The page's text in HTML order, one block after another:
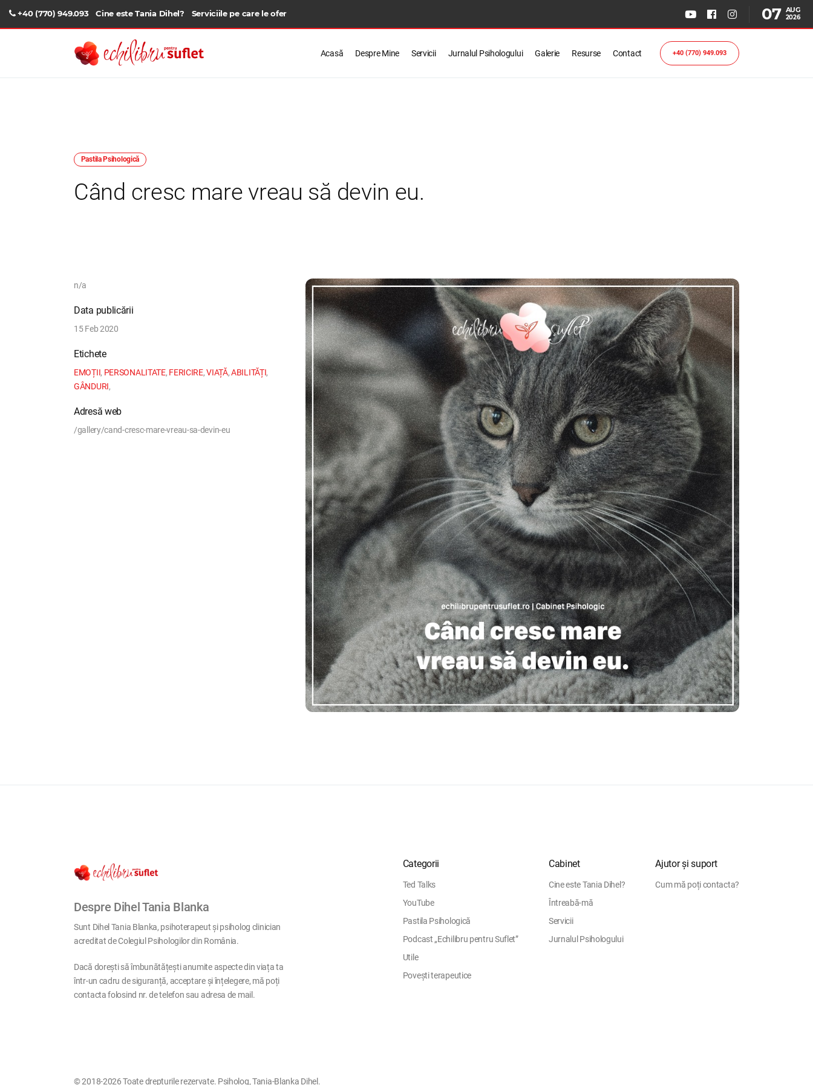
+40 (770) 949.093 Cine este Tania Dihel? Serviciile pe care le ofer 07 AUG
2026
Acasă Despre Mine Servicii Jurnalul Psihologului Galerie Resurse Contact +40 (770) 949.093
Pastila Psihologică
Când cresc mare vreau să devin eu.
n/a
Data publicării
15 Feb 2020
Etichete
EMOȚII, PERSONALITATE, FERICIRE,VIAȚĂ,ABILITĂȚI,
GÂNDURI,
Adresă web
/gallery/cand-cresc-mare-vreau-sa-devin-eu
Despre Dihel Tania Blanka
Sunt Dihel Tania Blanka, psihoterapeut și psiholog clinician
acreditat de Colegiul Psihologilor din România.
Dacă dorești să îmbunătățești anumite aspecte din viața ta
într-un cadru de siguranță, acceptare și înțelegere, mă poți
contacta folosind nr. de telefon sau adresa de mail.
Categorii
Ted Talks
YouTube
Pastila Psihologică
Podcast „Echilibru pentru Suflet”
Utile
Povești terapeutice
Cabinet
Cine este Tania Dihel?
Întreabă-mă
Servicii
Jurnalul Psihologului
Ajutor și suport
Cum mă poți contacta?
© 2018-2026 Toate drepturile rezervate. Psiholog, Tania-Blanka Dihel.